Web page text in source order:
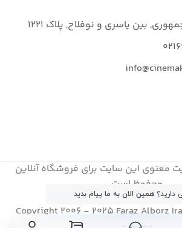
بین یاسری و نوفلاح, پلاک ۱۲۲۱
معنوی این ‌سایت برای فروشگاه آنلاین
محفوظ است.
© Copyright 2006 - 2025 Faraz Alborz
دارید؟ همین الان به ما پیام بدید